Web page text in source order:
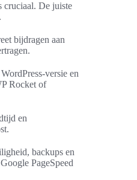
cruciaal. De juiste
bijdragen aan
versie en
Rocket of
en
backups en
PageSpeed